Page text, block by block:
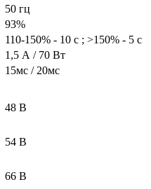
50 гц
93%
110-150% - 10 с ; >150% - 5 с
1,5 А / 70 Вт
15мс / 20мс
48 В
54 В
66 В